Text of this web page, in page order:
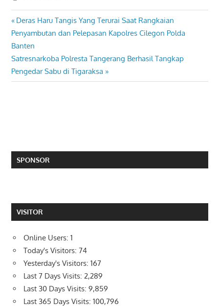
Post
navigation
Previous
Post:
Deras Haru Tangis Yang Terurai Saat Rangkaian
Penyambutan dan Pelepasan Kapolres Cilegon Polda
Banten
Next
Post:
Satresnarkoba Polresta Tangerang Berhasil Tangkap
Pengedar Sabu di Tigaraksa
SPONSOR
VISITOR
Online Users: 1
Today's Visitors: 74
Yesterday's Visitors: 167
Last 7 Days Visits: 2,289
Last 30 Days Visits: 9,859
Last 365 Days Visits: 100,796